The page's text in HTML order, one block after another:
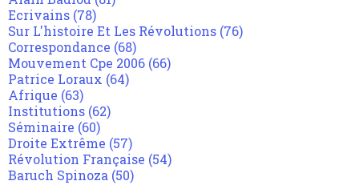
Ecrivains (78)
Sur L'histoire Et Les Révolutions (76)
Correspondance (68)
Mouvement Cpe 2006 (66)
Patrice Loraux (64)
Afrique (63)
Institutions (62)
Séminaire (60)
Droite Extrême (57)
Révolution Française (54)
Baruch Spinoza (50)